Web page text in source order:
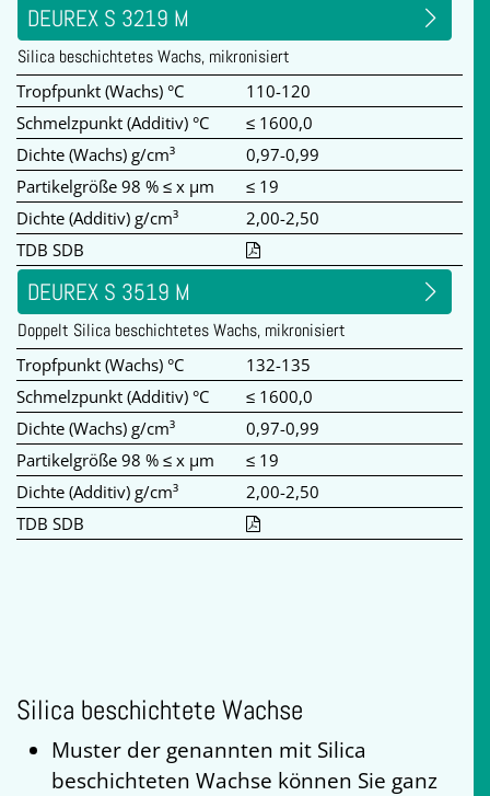
DEUREX S 3219 M
Silica beschichtetes Wachs, mikronisiert
Tropfpunkt (Wachs) °C
110-120
Schmelzpunkt (Additiv) °C
≤ 1600,0
Dichte (Wachs) g/cm³
0,97-0,99
Partikelgröße 98 % ≤ x µm
≤ 19
Dichte (Additiv) g/cm³
2,00-2,50
TDB SDB
DEUREX S 3519 M
Doppelt Silica beschichtetes Wachs, mikronisiert
Tropfpunkt (Wachs) °C
132-135
Schmelzpunkt (Additiv) °C
≤ 1600,0
Dichte (Wachs) g/cm³
0,97-0,99
Partikelgröße 98 % ≤ x µm
≤ 19
Dichte (Additiv) g/cm³
2,00-2,50
TDB SDB
Silica beschichtete Wachse
Muster der genannten mit Silica
beschichteten Wachse können Sie ganz